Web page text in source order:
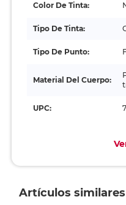
Color De Tinta:
Tipo De Tinta:
Tipo De Punto:
Material Del Cuerpo:
UPC:
Artículos similares